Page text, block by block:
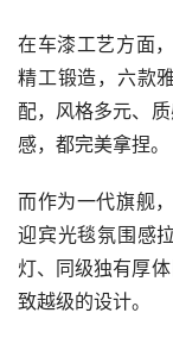
在车漆工艺方面
精工锻造，六款
配，风格多元、
感，都完美拿捏。
而作为一代旗舰
迎宾光毯氛围感
灯、同级独有厚
致越级的设计。